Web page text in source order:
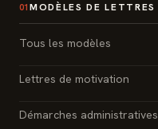
01 MODÈLES DE LETTRES
Tous les modèles
Lettres de motivation
Démarches administratives